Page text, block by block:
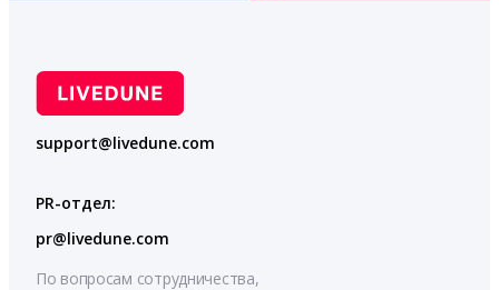
support@livedune.com
PR-отдел:
pr@livedune.com
По вопросам сотрудничества,